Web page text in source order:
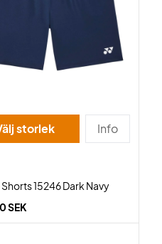
storlek Info
15246 Dark Navy
SEK